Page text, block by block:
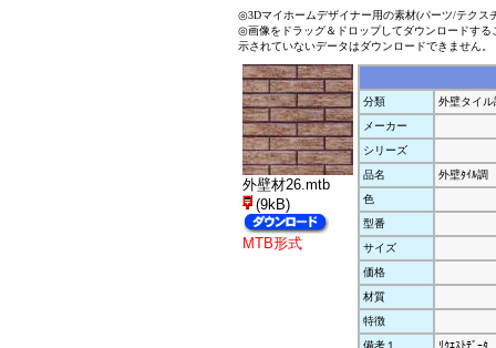
◎3Dマイホームデザイナー用の素材(パーツ/テクス
◎画像をドラッグ＆ドロップしてダウンロードす
示されていないデータはダウンロードできません。
外壁材26.mtb
(9kB)
MTB形式
分類
外壁タイル
メーカー
シリーズ
品名
外壁ﾀｲﾙ調
色
型番
サイズ
価格
材質
特徴
備考１
ﾘｸｴｽﾄﾃﾞｰﾀ